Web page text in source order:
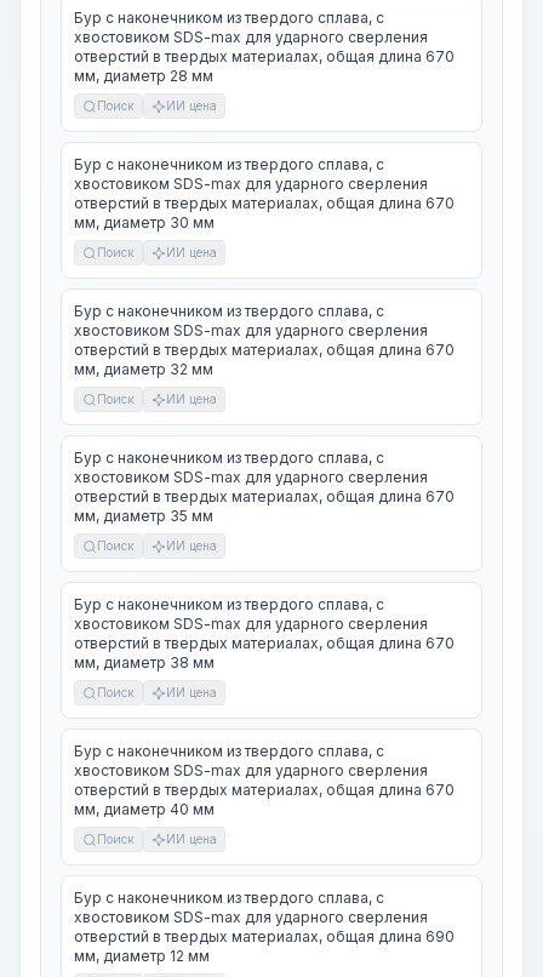
Бур с наконечником из твердого сплава, с
хвостовиком SDS-max для ударного сверления
отверстий в твердых материалах, общая длина 670
мм, диаметр 28 мм
Поиск ИИ цена
Бур с наконечником из твердого сплава, с
хвостовиком SDS-max для ударного сверления
отверстий в твердых материалах, общая длина 670
мм, диаметр 30 мм
Поиск ИИ цена
Бур с наконечником из твердого сплава, с
хвостовиком SDS-max для ударного сверления
отверстий в твердых материалах, общая длина 670
мм, диаметр 32 мм
Поиск ИИ цена
Бур с наконечником из твердого сплава, с
хвостовиком SDS-max для ударного сверления
отверстий в твердых материалах, общая длина 670
мм, диаметр 35 мм
Поиск ИИ цена
Бур с наконечником из твердого сплава, с
хвостовиком SDS-max для ударного сверления
отверстий в твердых материалах, общая длина 670
мм, диаметр 38 мм
Поиск ИИ цена
Бур с наконечником из твердого сплава, с
хвостовиком SDS-max для ударного сверления
отверстий в твердых материалах, общая длина 670
мм, диаметр 40 мм
Поиск ИИ цена
Бур с наконечником из твердого сплава, с
хвостовиком SDS-max для ударного сверления
отверстий в твердых материалах, общая длина 690
мм, диаметр 12 мм